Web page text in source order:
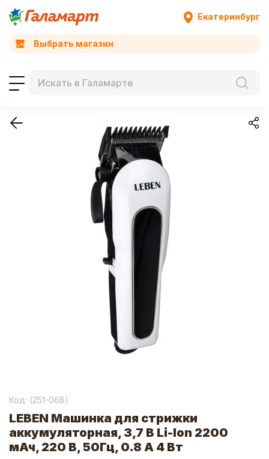
Екатеринбург
Выбрать магазин
Код: (251-068)
LEBEN Машинка для стрижки
аккумуляторная, 3,7 В Li-Ion 2200
мАч, 220 В, 50Гц, 0.8 А 4 Вт